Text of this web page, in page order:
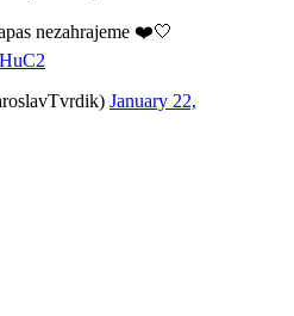
nezahrajeme ❤️🤍
January 22,